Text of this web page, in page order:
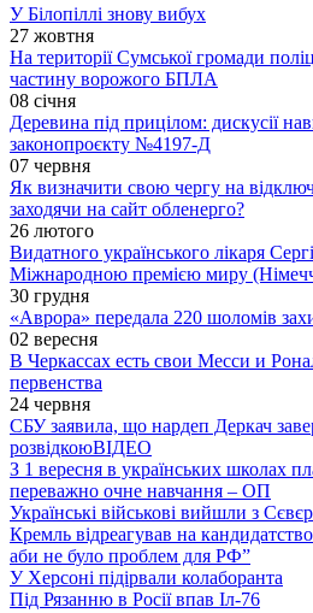
У Білопіллі знову вибух
27 жовтня
На території Сумської громади
частину ворожого БПЛА
08 січня
Деревина під прицілом: дискусії
законопроєкту №4197-Д
07 червня
Як визначити свою чергу на
заходячи на сайт обленерго?
26 лютого
Видатного українського лікаря
Міжнародною премією миру
30 грудня
«Аврора» передала 220 шоломів
02 вересня
В Черкассах есть свои Месси и
первенства
24 червня
СБУ заявила, що нардеп Деркач
розвідкоюВІДЕО
З 1 вересня в українських школах
переважно очне навчання – ОП
Українські військові вийшли з
Кремль відреагував на
аби не було проблем для РФ”
У Херсоні підірвали колаборанта
Під Рязанню в Росії впав Іл-76